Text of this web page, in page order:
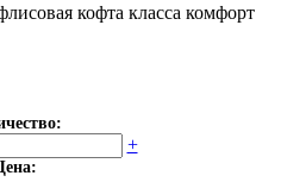
кофта класса комфорт
+